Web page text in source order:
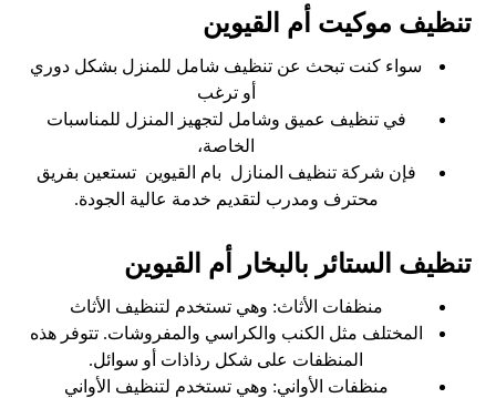
تنظيف موكيت أم القيوين
سواء كنت تبحث عن تنظيف شامل للمنزل بشكل دوري
أو ترغب
في تنظيف عميق وشامل لتجهيز المنزل للمناسبات
الخاصة،
فإن شركة تنظيف المنازل بام القيوين تستعين بفريق
محترف ومدرب لتقديم خدمة عالية الجودة.
تنظيف الستائر بالبخار أم القيوين
منظفات الأثاث: وهي تستخدم لتنظيف الأثاث
المختلف مثل الكنب والكراسي والمفروشات. تتوفر هذه
المنظفات على شكل رذاذات أو سوائل.
منظفات الأواني: وهي تستخدم لتنظيف الأواني